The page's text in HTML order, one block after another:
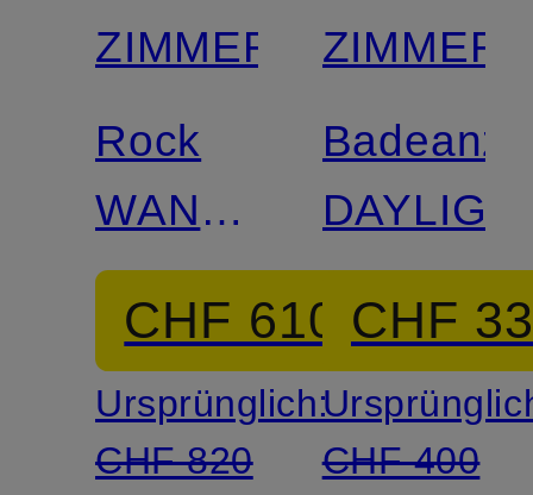
ZIMMERMANN
Rock
WANDERLUST
mit
Glitzergarn
CHF 610
Ursprünglich:
CHF 820
CHF
CHF 400